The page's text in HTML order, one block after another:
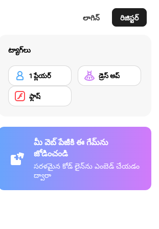
లాగిన్ రిజిస్టర్
ట్యాగ్‌లు
1 ప్లేయర్ డ్రెస్ అప్
ఫ్లాష్
మీ వెబ్ పేజీకి ఈ గేమ్‌ను
జోడించండి
సరళమైన కోడ్ లైన్‌ను ఎంబెడ్ చేయడం
ద్వారా